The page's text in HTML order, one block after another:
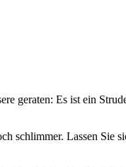
geraten: Es ist ein
schlimmer. Lassen Sie